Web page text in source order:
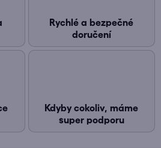
Rychlé a bezpečné
doručení
Kdyby cokoliv, máme
super podporu